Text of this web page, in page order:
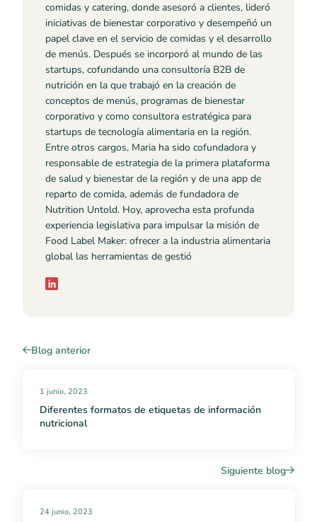
comidas y catering, donde asesoró a clientes, lideró
iniciativas de bienestar corporativo y desempeñó un
papel clave en el servicio de comidas y el desarrollo
de menús. Después se incorporó al mundo de las
startups, cofundando una consultoría B2B de
nutrición en la que trabajó en la creación de
conceptos de menús, programas de bienestar
corporativo y como consultora estratégica para
startups de tecnología alimentaria en la región.
Entre otros cargos, Maria ha sido cofundadora y
responsable de estrategia de la primera plataforma
de salud y bienestar de la región y de una app de
reparto de comida, además de fundadora de
Nutrition Untold. Hoy, aprovecha esta profunda
experiencia legislativa para impulsar la misión de
Food Label Maker: ofrecer a la industria alimentaria
global las herramientas de gestió
Blog anterior
1 junio, 2023
Diferentes formatos de etiquetas de información
nutricional
Siguiente blog
24 junio, 2023